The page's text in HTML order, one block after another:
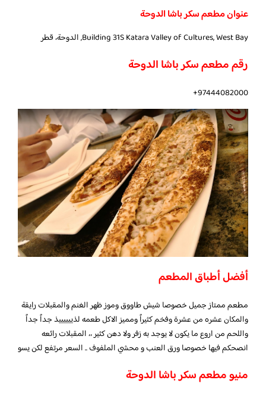
عنوان مطعم سكر باشا الدوحة
Building 31S Katara Valley of Cultures, West Bay, الدوحة، قطر
رقم مطعم سكر باشا الدوحة
97444082000+
أفضل أطباق المطعم
مطعم ممتاز جميل خصوصا شيش طاووق وموز ظهر الغنم والمقبلات رايقة
والمكان عشره من عشرة وفخم كثيراً ومميز الاكل طعمه لذييييييذ جداً جداً
واللحم من اروع ما يكون لا يوجد به زفر ولا دهن كثير ،، المقبلات رائعه
انصحكم فيها خصوصا ورق العنب و محشي الملفوف .. السعر مرتفع لكن يسو
منيو مطعم سكر باشا الدوحة